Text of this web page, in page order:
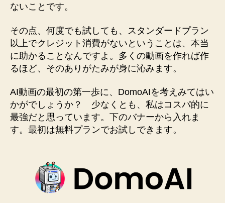
ないことです。
その点、何度でも試しても、スタンダードプラン
以上でクレジット消費がないということは、本当
に助かることなんですよ。多くの動画を作れば作
るほど、そのありがたみが身に沁みます。
AI動画の最初の第一歩に、DomoAIを考えみてはい
かがでしょうか？ 少なくとも、私はコスパ的に
最強だと思っています。下のバナーから入れま
す。最初は無料プランでお試しできます。